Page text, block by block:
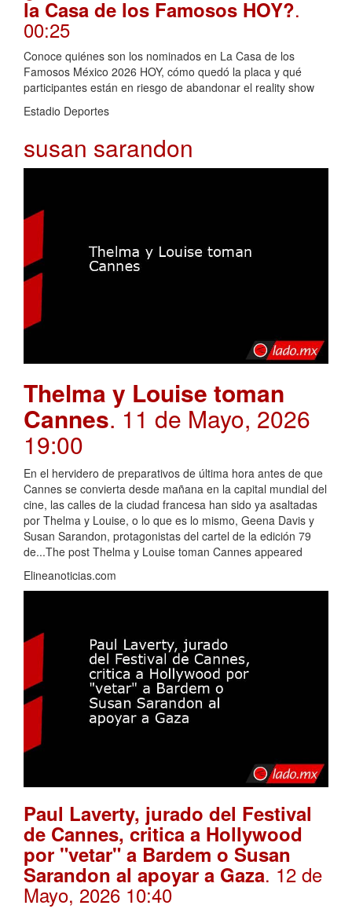
la Casa de los Famosos HOY?.
00:25
Conoce quiénes son los nominados en La Casa de los
Famosos México 2026 HOY, cómo quedó la placa y qué
participantes están en riesgo de abandonar el reality show
Estadio Deportes
susan sarandon
Thelma y Louise toman
Cannes. 11 de Mayo, 2026
19:00
En el hervidero de preparativos de última hora antes de que
Cannes se convierta desde mañana en la capital mundial del
cine, las calles de la ciudad francesa han sido ya asaltadas
por Thelma y Louise, o lo que es lo mismo, Geena Davis y
Susan Sarandon, protagonistas del cartel de la edición 79
de...The post Thelma y Louise toman Cannes appeared
Elineanoticias.com
Paul Laverty, jurado del Festival
de Cannes, critica a Hollywood
por "vetar" a Bardem o Susan
Sarandon al apoyar a Gaza. 12 de
Mayo, 2026 10:40